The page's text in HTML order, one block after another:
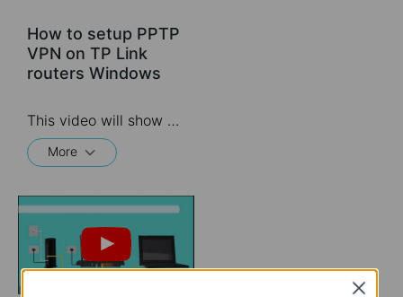
How to setup PPTP
VPN on TP Link
routers Windows
This video will show you how to set up PPTP VPN on a TP-Link Wi-Fi router. For more information, visit www.tp-link.com/support
More
Close